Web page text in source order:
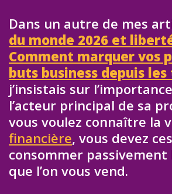
Dans un autre de mes
du monde 2026 et
Comment marquer vos
buts business depuis
j’insistais sur
l’acteur principal de sa
vous voulez connaître la
financière, vous devez
consommer passivement
que l’on vous vend.